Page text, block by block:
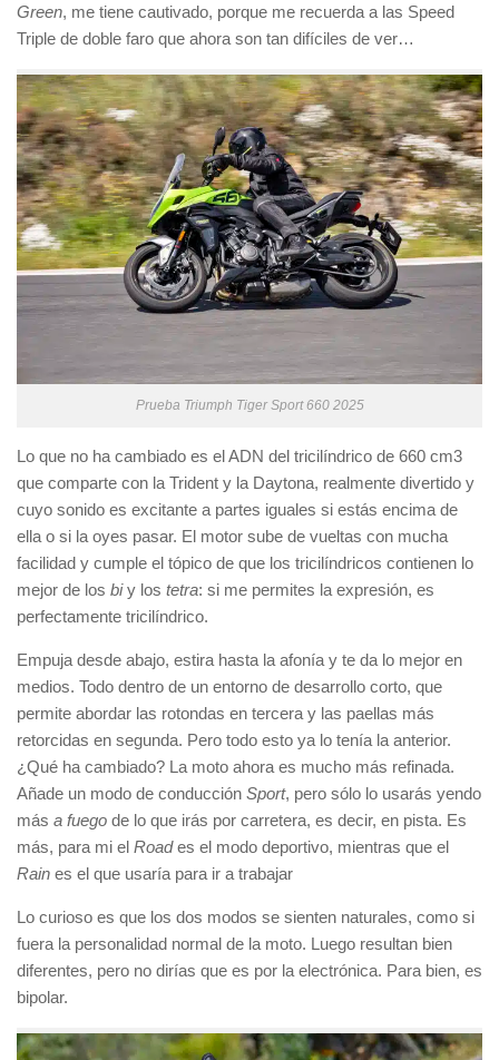
Green, me tiene cautivado, porque me recuerda a las Speed
Triple de doble faro que ahora son tan difíciles de ver…
Prueba Triumph Tiger Sport 660 2025
Lo que no ha cambiado es el ADN del tricilíndrico de 660 cm3
que comparte con la Trident y la Daytona, realmente divertido y
cuyo sonido es excitante a partes iguales si estás encima de
ella o si la oyes pasar. El motor sube de vueltas con mucha
facilidad y cumple el tópico de que los tricilíndricos contienen lo
mejor de los biy los tetra: si me permites la expresión, es
perfectamente tricilíndrico.
Empuja desde abajo, estira hasta la afonía y te da lo mejor en
medios. Todo dentro de un entorno de desarrollo corto, que
permite abordar las rotondas en tercera y las paellas más
retorcidas en segunda. Pero todo esto ya lo tenía la anterior.
¿Qué ha cambiado? La moto ahora es mucho más refinada.
Añade un modo de conducción Sport, pero sólo lo usarás yendo
más a fuego de lo que irás por carretera, es decir, en pista. Es
más, para mi el Roades el modo deportivo, mientras que el
Rain es el que usaría para ir a trabajar
Lo curioso es que los dos modos se sienten naturales, como si
fuera la personalidad normal de la moto. Luego resultan bien
diferentes, pero no dirías que es por la electrónica. Para bien, es
bipolar.